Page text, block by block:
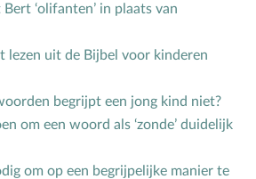
‘olifanten’ in plaats van
lezen uit de Bijbel voor kinderen
begrijpt een jong kind niet?
om een woord als ‘zonde’ duidelijk
om op een begrijpelijke manier te